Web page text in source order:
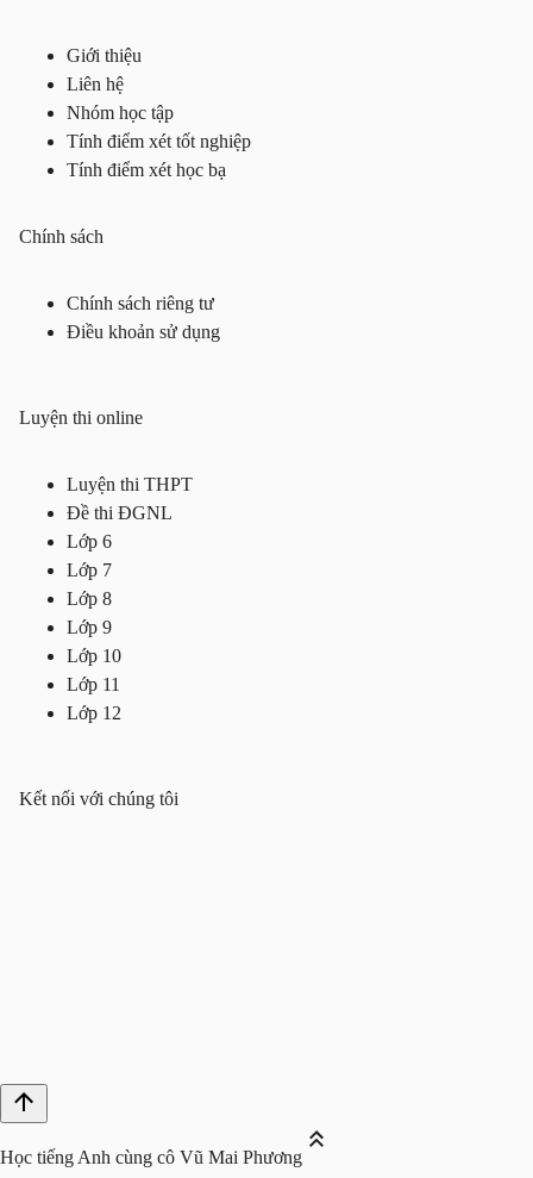
Giới thiệu
Liên hệ
Nhóm học tập
Tính điểm xét tốt nghiệp
Tính điểm xét học bạ
Chính sách
Chính sách riêng tư
Điều khoản sử dụng
Luyện thi online
Luyện thi THPT
Đề thi ĐGNL
Lớp 6
Lớp 7
Lớp 8
Lớp 9
Lớp 10
Lớp 11
Lớp 12
Kết nối với chúng tôi
Học tiếng Anh cùng cô Vũ Mai Phương